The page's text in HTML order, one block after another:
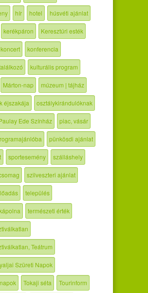
hír hotel húsvéti ajánlat
kerékpáron Keresztúri esték
koncert konferencia
kulturális program
Márton-nap múzeum | tájház
éjszakája osztálykirándulóknak
Ede Színház piac, vásár
pünkösdi ajánlat
sportesemény szálláshely
szilveszteri ajánlat
település
természeti érték
Teátrum
Szüreti Napok
Tokaji séta Tourinform